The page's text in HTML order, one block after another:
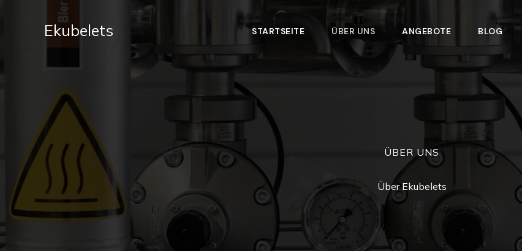
Ekubelets STARTSEITE ÜBER UNS ANGEBOTE BLOG
ÜBER UNS
Über Ekubelets